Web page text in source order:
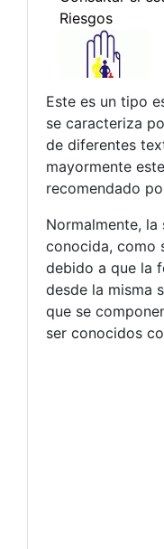
Este es un tipo
se caracteriza
de diferentes
mayormente
recomendado
Normalmente, la
conocida, como
debido a que la
desde la misma
que se
ser conocidos